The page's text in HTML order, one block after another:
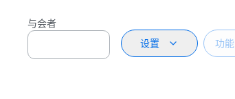
与会者
设置
功能